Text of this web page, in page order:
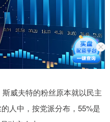
威夫特的粉丝原本就以民主
人中，按党派分布，55%是